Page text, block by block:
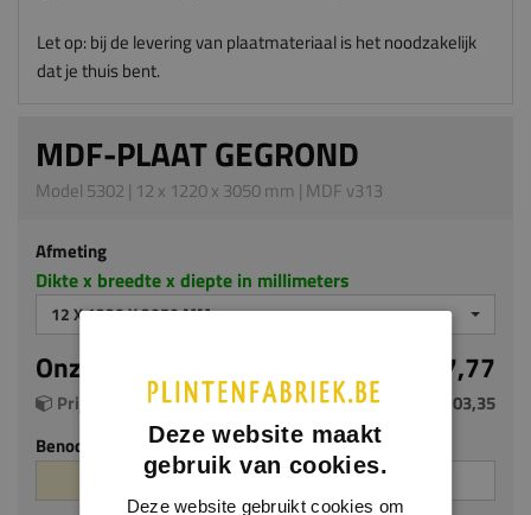
Let op: bij de levering van plaatmateriaal is het noodzakelijk
dat je thuis bent.
MDF-PLAAT GEGROND
Model 5302 | 12 x 1220 x 3050 mm | MDF v313
Afmeting
Dikte x breedte x diepte in millimeters
12 X 1220 X 3050 MM
Onze prijs per m² € 27,77
Prijs per plaat (3.721 m²)
€ 103,35
Benodigde aantal m²
Aantal platen
Deze website maakt
gebruik van cookies.
Deze website gebruikt cookies om